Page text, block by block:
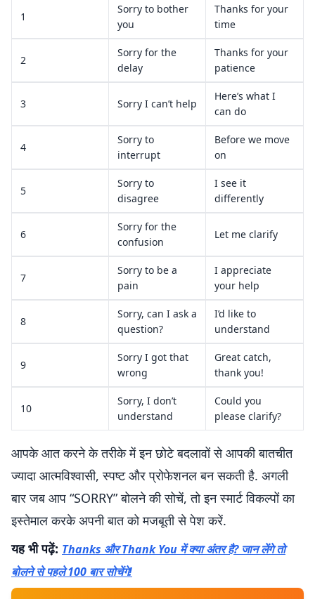
1
Sorry to bother
you
Thanks for your
time
2
Sorry for the
delay
Thanks for your
patience
3 Sorry I can’t help
Here’s what I
can do
4
Sorry to
interrupt
Before we move
on
5
Sorry to
disagree
I see it
differently
6
Sorry for the
confusion
Let me clarify
7
Sorry to be a
pain
I appreciate
your help
8
Sorry, can I ask a
question?
I’d like to
understand
9
Sorry I got that
wrong
Great catch,
thank you!
10
Sorry, I don’t
understand
Could you
please clarify?
आपके आत करने के तरीके में इन छोटे बदलावों से आपकी बातचीत
ज्यादा आत्मविश्वासी, स्पष्ट और प्रोफेशनल बन सकती है. अगली
बार जब आप “SORRY” बोलने की सोचें, तो इन स्मार्ट विकल्पों का
इस्तेमाल करके अपनी बात को मजबूती से पेश करें.
यह भी पढ़ें: Thanks और Thank You में क्या अंतर है? जान लेंगे तो
बोलने से पहले 100 बार सोचेंगे!